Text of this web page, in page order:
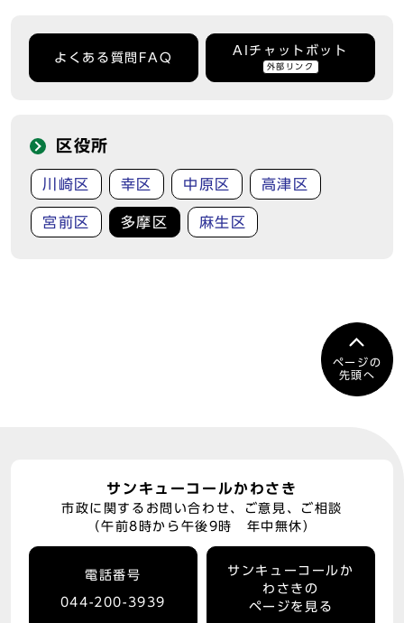
よくある質問FAQ
AIチャットボット
外部リンク
区役所
川崎区 幸区 中原区 高津区
宮前区 多摩区 麻生区
ページの
先頭へ
サンキューコールかわさき
市政に関するお問い合わせ、ご意見、ご相談
（午前8時から午後9時 年中無休）
電話番号
044-200-3939
サンキューコールか
わさきの
ページを見る